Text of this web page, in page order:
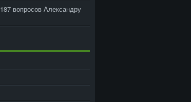
187 вопросов Александру